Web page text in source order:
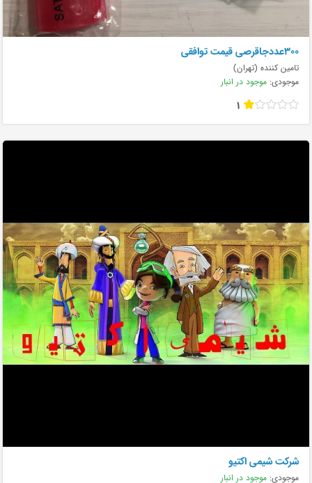
۳۰۰عددجاقرصی قیمت توافقی
تامین کننده (تهران)
موجودی: موجود در انبار
1
شرکت شیمی اکتیو
موجودی: موجود در انبار